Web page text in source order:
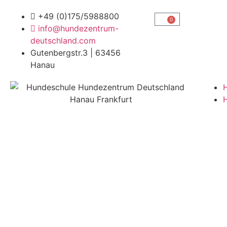
+49 (0)175/5988800
info@hundezentrum-
deutschland.com
Gutenbergstr.3 | 63456
Hanau
0